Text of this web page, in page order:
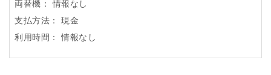
両替機：
情報なし
支払方法：
現金
利用時間：
情報なし